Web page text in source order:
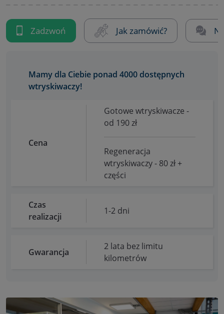
Zadzwoń Jak zamówić?
Mamy dla Ciebie ponad 4000 dostępnych
wtryskiwaczy!
Cena
Gotowe wtryskiwacze -
od 190 zł
Regeneracja
wtryskiwaczy - 80 zł +
części
Czas
realizacji
1-2 dni
Gwarancja
2 lata bez limitu
kilometrów